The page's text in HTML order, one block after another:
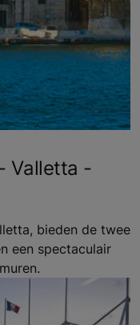
Valletta -
bieden de twee
een spectaculair